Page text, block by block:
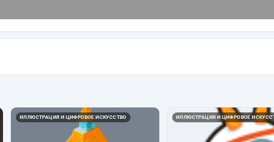
ИЛЛЮСТРАЦИЯ И ЦИФРОВОЕ ИСКУССТВО ИЛЛЮСТРАЦИЯ И ЦИФРОВОЕ